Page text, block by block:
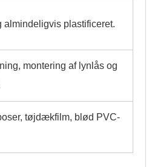
almindeligvis plastificeret.
montering af lynlås og
tøjdækfilm, blød PVC-